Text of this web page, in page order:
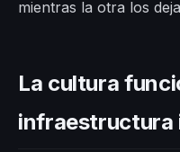
mientras la otra los
La cultura
infraestructura